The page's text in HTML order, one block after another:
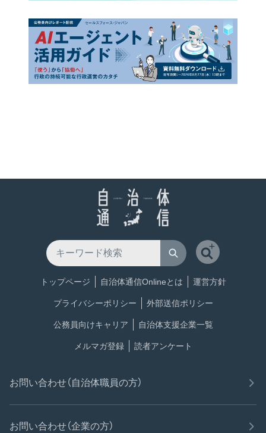
トップページ 自治体通信Onlineとは 運営方針
プライバシーポリシー 外部送信ポリシー
公務員向けキャリア 自治体支援企業一覧
メルマガ登録 読者アンケート
お問い合わせ（自治体職員の方）
お問い合わせ（企業の方）